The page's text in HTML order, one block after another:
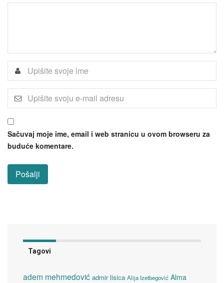
Sačuvaj moje ime, email i web stranicu u ovom browseru za
buduće komentare.
Tagovi
adem mehmedović admir lisica Alija Izetbegović Alma